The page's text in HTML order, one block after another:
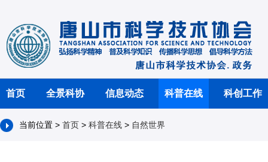
首页 全景科协 信息动态 科普在线 科创工作
当前位置 > 首页 > 科普在线 > 自然世界